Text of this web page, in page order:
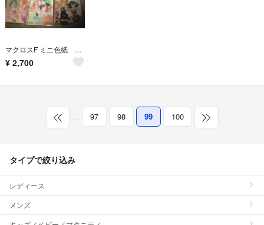
マクロスF ミニ色紙 ランカリー 9枚セット
¥ 2,700
… 97 98 99 100
タイプで絞り込み
レディース
メンズ